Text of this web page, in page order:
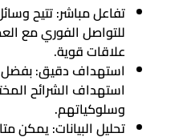
تفاعل مباشر: تتيح
للتواصل الفوري مع
علاقات قوية.
استهداف دقيق: بفضل
استهداف الشرائح
وسلوكياتهم.
تحليل البيانات: يمكن